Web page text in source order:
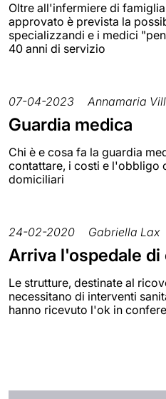
Oltre all'infermiere di
approvato è prevista la
specializzandi e i medici
40 anni di servizio
07-04-2023 Annamaria
Guardia medica
Chi è e cosa fa la guardia
contattare, i costi e l'obbligo
domiciliari
24-02-2020 Gabriella Lax
Arriva l'ospedale di
Le strutture, destinate al
necessitano di interventi
hanno ricevuto l'ok in